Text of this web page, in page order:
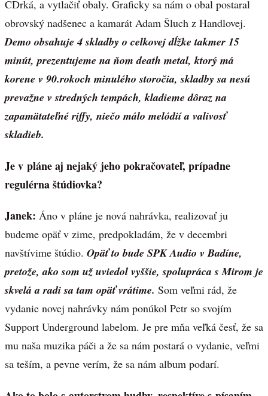
CDrká, a vytlačiť obaly. Graficky sa nám o obal postaral
obrovský nadšenec a kamarát Adam Šluch z Handlovej.
Demo obsahuje 4 skladby o celkovej dĺžke takmer 15
minút, prezentujeme na ňom death metal, ktorý má
korene v 90.rokoch minulého storočia, skladby sa nesú
prevažne v stredných tempách, kladieme dôraz na
zapamätateľné riffy, niečo málo melódií a valivosť
skladieb.
Je v pláne aj nejaký jeho pokračovateľ, prípadne
regulérna štúdiovka?
Janek: Áno v pláne je nová nahrávka, realizovať ju
budeme opäť v zime, predpokladám, že v decembri
navštívime štúdio. Opäť to bude SPK Audio v Badíne,
pretože, ako som už uviedol vyššie, spolupráca s Mirom je
skvelá a radi sa tam opäť vrátime. Som veľmi rád, že
vydanie novej nahrávky nám ponúkol Petr so svojím
Support Underground labelom. Je pre mňa veľká česť, že sa
mu naša muzika páči a že sa nám postará o vydanie, veľmi
sa teším, a pevne verím, že sa nám album podarí.